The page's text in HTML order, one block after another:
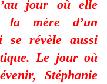
jour où elle
la mère d’un
se révèle aussi
Le jour où
Stéphanie